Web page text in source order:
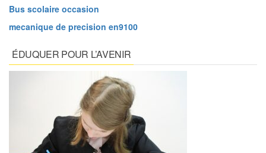
Bus scolaire occasion
mecanique de precision en9100
ÉDUQUER POUR L’AVENIR